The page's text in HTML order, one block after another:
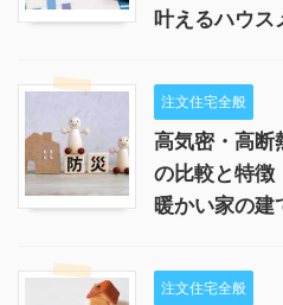
叶えるハウス
注文住宅全般
高気密・高断
の比較と特徴
暖かい家の建
注文住宅全般